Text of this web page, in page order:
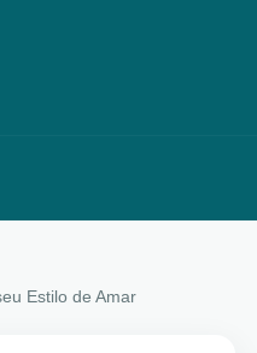
Estilo de Amar